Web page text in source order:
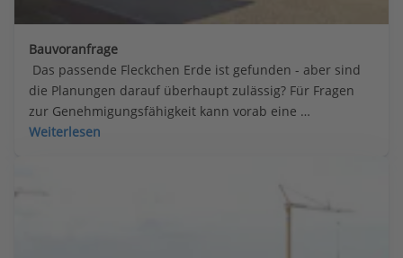
Bauvoranfrage
Das passende Fleckchen Erde ist gefunden - aber sind
die Planungen darauf überhaupt zulässig? Für Fragen
zur Genehmigungsfähigkeit kann vorab eine
Bauvoranfrage helfen. So können Zweifel frühzeitig
Weiterlesen